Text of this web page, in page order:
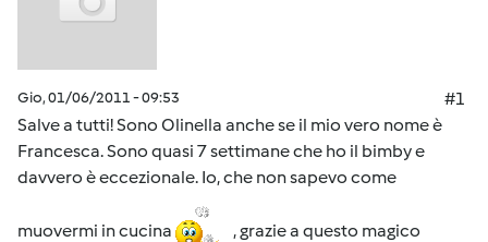
Gio, 01/06/2011 - 09:53
#1
Salve a tutti! Sono Olinella anche se il mio vero nome è
Francesca. Sono quasi 7 settimane che ho il bimby e
davvero è eccezionale. Io, che non sapevo come
muovermi in cucina , grazie a questo magico